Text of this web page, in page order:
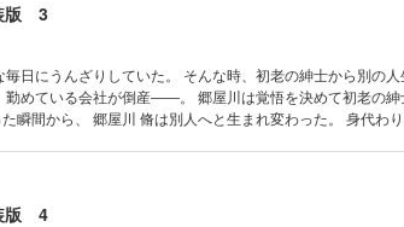
版 3
毎日にうんざりしていた。 そんな時、初老の紳士から別の
勤めている会社が倒産――。 郷屋川は覚悟を決めて初老の
郷屋川 脩は別人へと生まれ変わった。 身代わり社長にも慣れたきた郷屋川は、時
目を通すのが面倒だったが、今は複雑な資料がやたらと面
バクラ 第16話 鮨 第17話 焼き肉 第18話 夜中の時
20話 学習 第21話 感想 第22話 愛人契約
版 4